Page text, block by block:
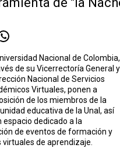
Nacional de Colombia,
de su Vicerrectoría General y
Nacional de Servicios
Virtuales, ponen a
de los miembros de la
educativa de la Unal, así
dedicado a la
de eventos de formación y
de aprendizaje.